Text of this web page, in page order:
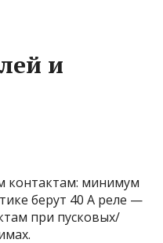
и
контактам: минимум
берут 40 А реле —
при пусковых/